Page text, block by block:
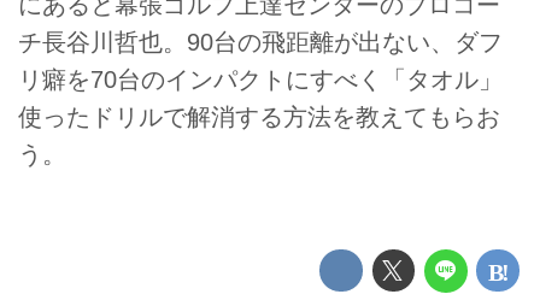
チ長谷川哲也。90台の飛距離が出ない、ダフ
リ癖を70台のインパクトにすべく「タオル」
使ったドリルで解消する方法を教えてもらお
う。